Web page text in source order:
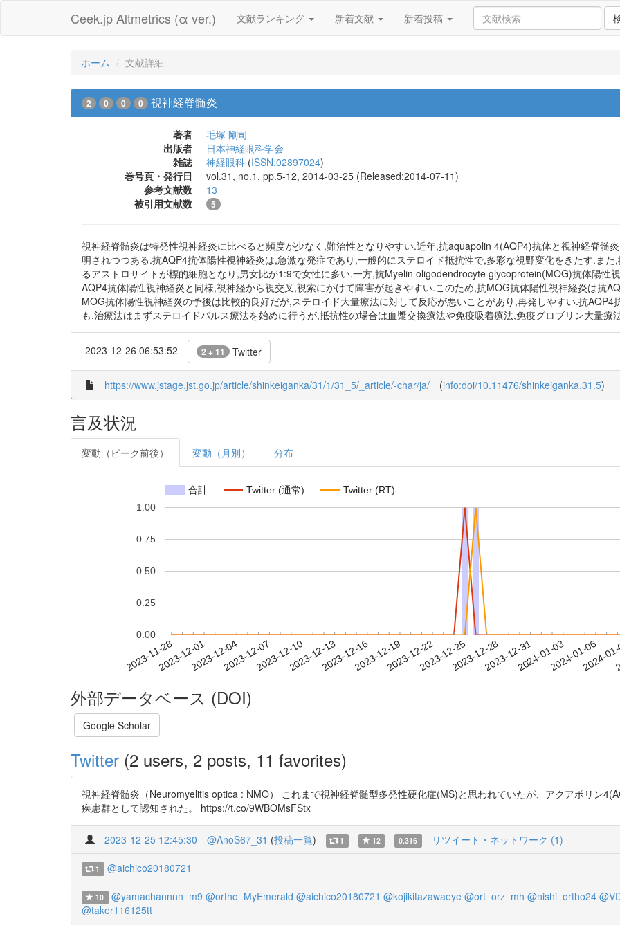
Ceek.jp Altmetrics (α ver.) 文献ランキング 新着文献 新着投稿
ホーム 文献詳細
2 0 0 0 視神経脊髄炎
著者
毛塚 剛司
出版者
日本神経眼科学会
雑誌
神経眼科 (ISSN:02897024)
巻号頁・発行日
vol.31, no.1, pp.5-12, 2014-03-25 (Released:2014-07-11)
参考文献数
13
被引用文献数
5
視神経脊髄炎は特発性視神経炎に比べると頻度が少なく,難治性となりやすい.近年,抗aquapolin 4(AQP4)抗体と視神経脊髄
明されつつある.抗AQP4抗体陽性視神経炎は,急激な発症であり,一般的にステロイド抵抗性で,多彩な視野変化をきたす.ま
るアストロサイトが標的細胞となり,男女比が1:9で女性に多い.一方,抗Myelin oligodendrocyte glycoprotein(MOG)抗体陽性
AQP4抗体陽性視神経炎と同様,視神経から視交叉,視索にかけて障害が起きやすい.このため,抗MOG抗体陽性視神経炎は抗
MOG抗体陽性視神経炎の予後は比較的良好だが,ステロイド大量療法に対して反応が悪いことがあり,再発しやすい.抗
も,治療法はまずステロイドパルス療法を始めに行うが,抵抗性の場合は血漿交換療法や免疫吸着療法,免疫グロブリン大量療
2023-12-26 06:53:52 2 + 11 Twitter
https://www.jstage.jst.go.jp/article/shinkeiganka/31/1/31_5/_article/-char/ja/ (info:doi/10.11476/shinkeiganka.31.5)
言及状況
変動（ピーク前後） 変動（月別） 分布
合計 Twitter (通常) Twitter (RT)
2023-11-282023-12-012023-12-042023-12-072023-12-102023-12-132023-12-162023-12-192023-12-222023-12-252023-12-282023-12-312024-01-032024-01-06
2024-
0.00
0.25
0.50
0.75
1.00
外部データベース (DOI)
Google Scholar
Twitter (2 users, 2 posts, 11 favorites)
視神経脊髄炎（Neuromyelitis optica : NMO） これまで視神経脊髄型多発性硬化症(MS)と思われていたが、アクアポリン
疾患群として認知された。 https://t.co/9WBOMsFStx
2023-12-25 12:45:30 @AnoS67_31 (投稿一覧) 1 12 0.316 リツイート・ネットワーク (1)
1 @aichico20180721
10 @yamachannnn_m9 @ortho_MyEmerald @aichico20180721 @kojikitazawaeye @ort_orz_mh @nishi_ortho24
@taker116125tt